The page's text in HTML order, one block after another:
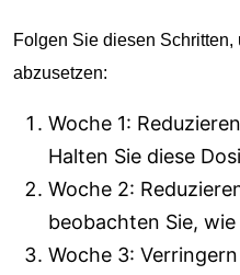
Folgen Sie diesen
abzusetzen:
Woche 1:
Halten Sie diese
Woche 2:
beobachten Sie,
Woche 3: